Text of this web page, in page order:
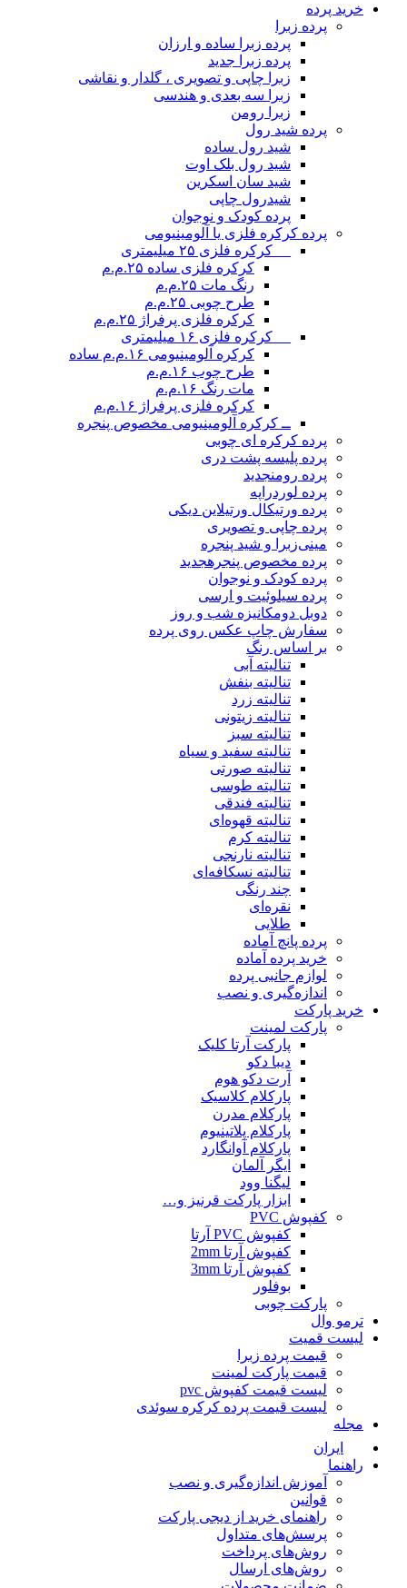
خرید پرده
پرده زبرا
پرده زبرا ساده و ارزان
پرده زبرا جدید
زبرا چاپی و تصویری ، گلدار و نقاشی
زبرا سه بعدی و هندسی
زبرا رومن
پرده شید رول
شید رول ساده
شید رول بلک اوت
شید سان اسکرین
شیدرول چاپی
پرده کودک و نوجوان
پرده کرکره فلزی یا آلومینیومی
__ کرکره فلزی ۲۵ میلیمتری
کرکره فلزی ساده ۲۵.م.م
رنگ مات ۲۵.م.م
طرح چوبی ۲۵.م.م
کرکره فلزی پرفراژ ۲۵.م.م
__ کرکره فلزی ۱۶ میلیمتری
کرکره آلومینیومی ۱۶.م.م ساده
طرح چوب ۱۶.م.م
مات رنگ ۱۶.م.م
کرکره فلزی پرفراژ ۱۶.م.م
ــ کرکره آلومینیومی مخصوص پنجره
پرده کرکره ای چوبی
پرده پلیسه پشت دری
پرده رومنجدید
پرده لوردراپه
پرده ورتیکال ورتیلاین دیکی
پرده چاپی و تصویری
مینی‌زبرا و شید پنجره
پرده مخصوص پنجرهجدید
پرده کودک و نوجوان
پرده سیلوئیت و ارسی
دوبل دومکانیزه شب و روز
سفارش چاپ عکس روی پرده
بر اساس رنگ
تنالیته آبی
تنالیته بنفش
تنالیته زرد
تنالیته زیتونی
تنالیته سبز
تنالیته سفید و سیاه
تنالیته صورتی
تنالیته طوسی
تنالیته فندقی
تنالیته قهوه‌ای
تنالیته کرم
تنالیته نارنجی
تنالیته نسکافه‌ای
چند رنگی
نقره‌ای
طلایی
پرده پانچ آماده
خرید پرده آماده
لوازم جانبی پرده
اندازه‌گیری و نصب
خرید پارکت
پارکت لمینت
پارکت آرتا کلیک
دیبا دکو
آرت دکو هوم
پارکلام کلاسیک
پارکلام مدرن
پارکلام پلاتینیوم
پارکلام آوانگارد
ایگر آلمان
لیگنا وود
ابزار پارکت قرنیز و…
کفپوش PVC
کفپوش PVC آرتا
کفپوش آرتا 2mm
کفپوش آرتا 3mm
بوفلور
پارکت چوبی
ترمو وال
لیست قمیت
قیمت پرده زبرا
قیمت پارکت لمینت
لیست قیمت کفپوش pvc
لیست قیمت پرده کرکره سوئدی
مجله
ایران
راهنما
آموزش اندازه‌گیری و نصب
قوانین
راهنمای خرید از دیجی پارکت
پرسش‌های متداول
روش‌های پرداخت
روش‌های ارسال